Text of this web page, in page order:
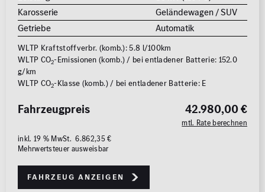
Karosserie
Geländewagen / SUV
Getriebe
Automatik
WLTP Kraftstoffverbr. (komb.): 5.8 l/100km
WLTP CO2-Emissionen (komb.) / bei entladener Batterie: 152.0
g/km
WLTP CO2-Klasse (komb.) / bei entladener Batterie: E
42.980,00 €
mtl. Rate berechnen
Fahrzeugpreis
inkl. 19 % MwSt. 6.862,35 €
Mehrwertsteuer ausweisbar
Fahrzeug anzeigen